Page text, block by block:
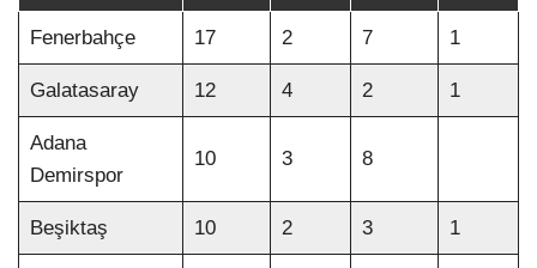
Fenerbahçe 17 2 7 1
Galatasaray 12 4 2 1
Adana
Demirspor
10 3 8
Beşiktaş 10 2 3 1